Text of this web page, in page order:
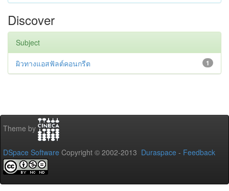
Discover
Subject
1
ผิวทางแอสฟัลต์คอนกรีต
Theme by
DSpace Software Copyright © 2002-2013 Duraspace - Feedback